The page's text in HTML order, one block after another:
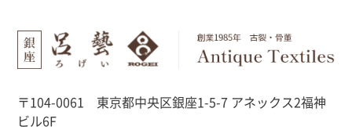
〒104-0061 東京都中央区銀座1-5-7 アネックス2福神
ビル6F